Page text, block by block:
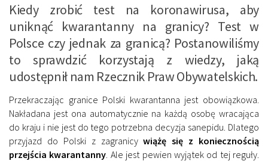
Kiedy zrobić test na koronawirusa, aby
uniknąć kwarantanny na granicy? Test w
Polsce czy jednak za granicą? Postanowiliśmy
to sprawdzić korzystają z wiedzy, jaką
udostępnił nam Rzecznik Praw Obywatelskich.
Przekraczając granice Polski kwarantanna jest obowiązkowa.
Nakładana jest ona automatycznie na każdą osobę wracająca
do kraju i nie jest do tego potrzebna decyzja sanepidu. Dlatego
przyjazd do Polski z zagranicywiążę się z koniecznością
przejścia kwarantanny . Ale jest pewien wyjątek od tej reguły.